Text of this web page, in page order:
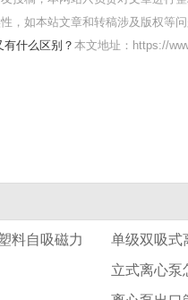
，如本站文章和转稿涉及版权等
什么区别？ 本文地址：https://
料自吸磁力 单级双吸式
立式离心泵